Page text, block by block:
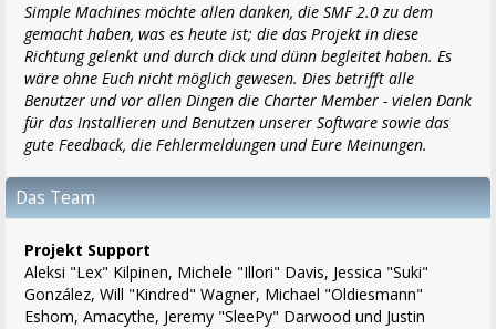
Simple Machines möchte allen danken, die SMF 2.0 zu dem
gemacht haben, was es heute ist; die das Projekt in diese
Richtung gelenkt und durch dick und dünn begleitet haben. Es
wäre ohne Euch nicht möglich gewesen. Dies betrifft alle
Benutzer und vor allen Dingen die Charter Member - vielen Dank
für das Installieren und Benutzen unserer Software sowie das
gute Feedback, die Fehlermeldungen und Eure Meinungen.
Das Team
Projekt Support
Aleksi "Lex" Kilpinen, Michele "Illori" Davis, Jessica "Suki"
González, Will "Kindred" Wagner, Michael "Oldiesmann"
Eshom, Amacythe, Jeremy "SleePy" Darwood und Justin